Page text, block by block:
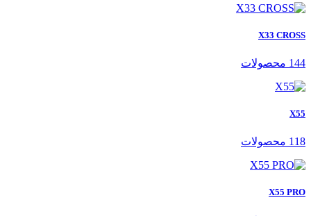
X33 CROSS
144 محصولات
X55
118 محصولات
X55 PRO